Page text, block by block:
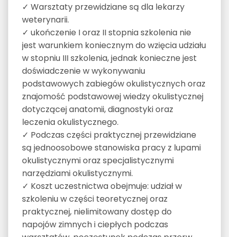
✓ Warsztaty przewidziane są dla lekarzy
weterynarii.
✓ ukończenie I oraz II stopnia szkolenia nie
jest warunkiem koniecznym do wzięcia udziału
w stopniu III szkolenia, jednak konieczne jest
doświadczenie w wykonywaniu
podstawowych zabiegów okulistycznych oraz
znajomość podstawowej wiedzy okulistycznej
dotyczącej anatomii, diagnostyki oraz
leczenia okulistycznego.
✓ Podczas części praktycznej przewidziane
są jednoosobowe stanowiska pracy z lupami
okulistycznymi oraz specjalistycznymi
narzędziami okulistycznymi.
✓ Koszt uczestnictwa obejmuje: udział w
szkoleniu w części teoretycznej oraz
praktycznej, nielimitowany dostęp do
napojów zimnych i ciepłych podczas